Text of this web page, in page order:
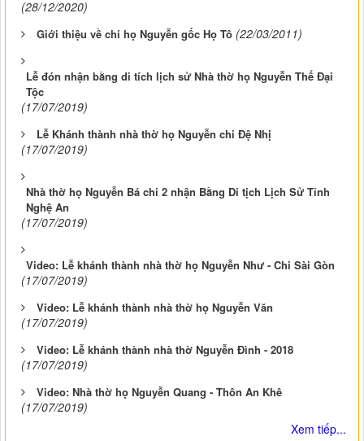
(28/12/2020)
Giới thiệu về chi họ Nguyễn gốc Họ Tô (22/03/2011)
Lễ đón nhận bằng di tích lịch sử Nhà thờ họ Nguyễn Thế Đại
Tộc
(17/07/2019)
Lễ Khánh thành nhà thờ họ Nguyễn chi Đệ Nhị
(17/07/2019)
Nhà thờ họ Nguyễn Bá chi 2 nhận Bằng Di tịch Lịch Sử Tỉnh
Nghệ An
(17/07/2019)
Video: Lễ khánh thành nhà thờ họ Nguyễn Như - Chi Sài Gòn
(17/07/2019)
Video: Lễ khánh thành nhà thờ họ Nguyễn Văn
(17/07/2019)
Video: Lễ khánh thành nhà thờ Nguyễn Đình - 2018
(17/07/2019)
Video: Nhà thờ họ Nguyễn Quang - Thôn An Khê
(17/07/2019)
Xem tiếp...